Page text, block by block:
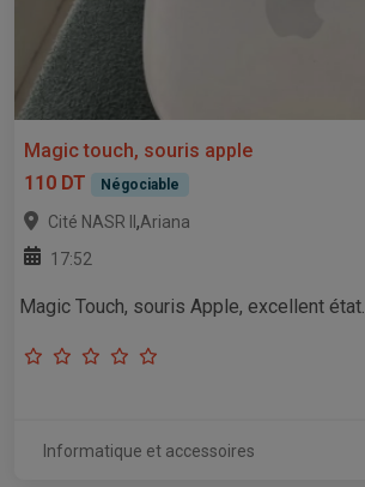
Magic touch, souris apple
110 DT
Négociable
Cité NASR II ,Ariana
17:52
Magic Touch, souris Apple, excellent état.
Informatique et accessoires